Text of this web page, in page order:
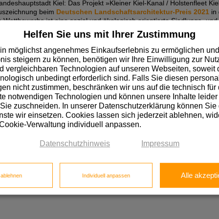
Kiel: Das Projekt »Kleiner Kiel-Kanal / Holstenfleet
beim Deutschen Landschaftsarchitektur-Preis 2021 in
ist eine sozial und ökologisch orientierte Siedlungs-
Character zum Einsatz. Das nachhaltige norwegische
nur wenige Pflegeintervalle eingeplant werden können. Um sich
lassen – bewusst an einer stark beanspruchten und bewitterten
seinen Premium-Eigenschaften, setzte sich so gegen andere
eines unserer Lieblingsprojekte gewesen – wie toll, dass der
unseres Holzes hat. Wir werden bei Besuchen vor Ort sicherlich
in den öffentlichen Raum passt!«
Helfen Sie uns mit Ihrer Zustimmung
möglichst angenehmes Einkaufserlebnis zu ermöglichen
steigern zu können, benötigen wir Ihre Einwilligung zur
vergleichbaren Technologien auf unseren Webseiten, soweit
unbedingt erforderlich sind. Falls Sie diesen
nicht zustimmen, beschränken wir uns auf die technisch für
notwendigen Technologien und können unsere Inhalte
zuschneiden. In unserer Datenschutzerklärung können Sie
wir einsetzen. Cookies lassen sich jederzeit ablehnen,
Verwaltung individuell anpassen.
Datenschutzhinweis Impressum
Individuell anpassen Alle